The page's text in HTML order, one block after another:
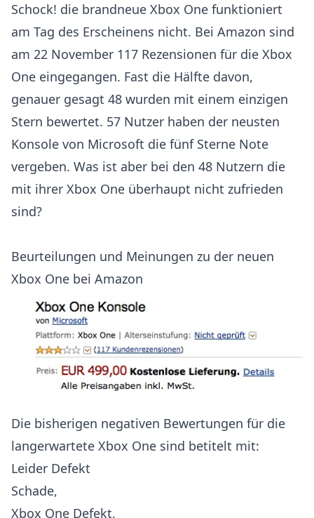
Schock! die brandneue Xbox One funktioniert
am Tag des Erscheinens nicht. Bei Amazon sind
am 22 November 117 Rezensionen für die Xbox
One eingegangen. Fast die Hälfte davon,
genauer gesagt 48 wurden mit einem einzigen
Stern bewertet. 57 Nutzer haben der neusten
Konsole von Microsoft die fünf Sterne Note
vergeben. Was ist aber bei den 48 Nutzern die
mit ihrer Xbox One überhaupt nicht zufrieden
sind?
Beurteilungen und Meinungen zu der neuen
Xbox One bei Amazon
Die bisherigen negativen Bewertungen für die
langerwartete Xbox One sind betitelt mit:
Leider Defekt
Schade,
Xbox One Defekt,